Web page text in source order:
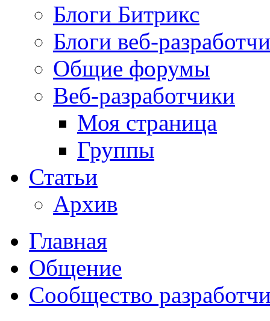
Блоги Битрикс
Блоги веб-
Общие форумы
Веб-разработчики
Моя страница
Группы
Статьи
Архив
Главная
Общение
Сообщество